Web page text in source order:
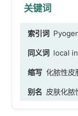
关键词
索引词
skin or
同义词 local
infection
infection of
缩写 化脓性皮
别名 皮肤化脓